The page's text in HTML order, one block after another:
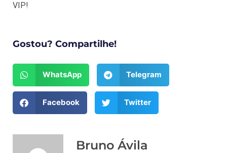
VIP!
Gostou? Compartilhe!
WhatsApp Telegram
Facebook Twitter
Bruno Ávila